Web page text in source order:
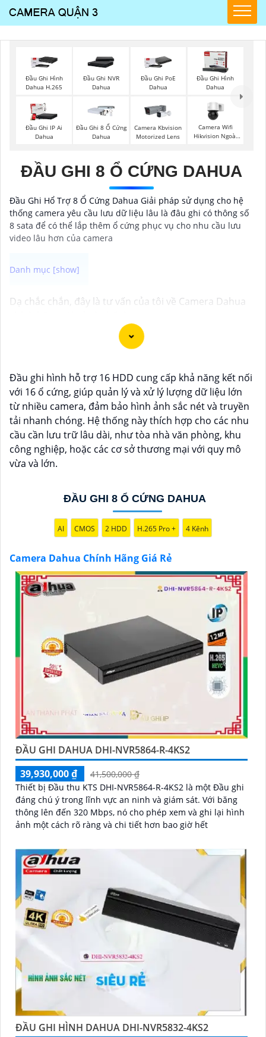
Đầu Ghi Hình
Dahua H.265
Đầu Ghi NVR
Dahua
Đầu Ghi PoE
Dahua
Đầu Ghi Hình
Dahua
Đầu Ghi IP Ai
Dahua
Đầu Ghi 8 Ổ Cứng
Dahua
Camera Kbvision
Motorized Lens
Camera Wifi
Hikvision Ngoài
ĐẦU GHI 8 Ổ CỨNG DAHUA
Đầu Ghi Hổ Trợ 8 Ổ Cứng Dahua Giải pháp sử dụng cho hệ
thống camera yêu cầu lưu dữ liệu lâu là đâu ghi có thông số
8 sata để có thể lắp thêm ổ cứng phục vụ cho nhu cầu lưu
video lâu hơn của camera
Dạ chắc chắn, đây là tư vấn của tôi về Camera Dahua
Camera Dahua là một thương hiệu nổi tiếng về sản
phẩm an ninh và giám sát.⚒2:
cửa hàng uy tín hoặc các đại lý chính thức của
Dahua.☄️3:Mức giá của Camera Dahua có thể thay
đổi tùy vào model và chức năng của camera. Bạn nên
tìm hiểu kỹ trước khi đầu tư.🎖️4:Chất lượng của
Camera Dahua được đánh giá cao với độ phân giải
cao, tính năng thông minh và độ tin cậy.💖5: Nếu bạn
muốn tìm camera Dahua giá rẻ, bạn có thể tham khảo
Hy vọng rằng những thông tin trên sẽ giúp bạn chọn
lựa được Camera Dahua chính hãng, giá rẻ và chất
lượng. Nếu bạn có thêm câu hỏi hoặc cần tư vấn
biết.
Đầu ghi hình hỗ trợ 16 HDD cung cấp khả năng kết nối
với 16 ổ cứng, giúp quản lý và xử lý lượng dữ liệu lớn
từ nhiều camera, đảm bảo hình ảnh sắc nét và truyền
tải nhanh chóng. Hệ thống này thích hợp cho các nhu
cầu cần lưu trữ lâu dài, như tòa nhà văn phòng, khu
công nghiệp, hoặc các cơ sở thương mại với quy mô
vừa và lớn.
ĐẦU GHI 8 Ổ CỨNG DAHUA
AI CMOS 2 HDD H.265 Pro + 4 Kênh
Camera Dahua Chính Hãng Giá Rẻ
ĐẦU GHI DAHUA DHI-NVR5864-R-4KS2
39,930,000 ₫
41,500,000 ₫
Thiết bị Đầu thu KTS DHI-NVR5864-R-4KS2 là một Đầu ghi
đáng chú ý trong lĩnh vực an ninh và giám sát. Với băng
thông lên đến 320 Mbps, nó cho phép xem và ghi lại hình
ảnh một cách rõ ràng và chi tiết hơn bao giờ hết
ĐẦU GHI HÌNH DAHUA DHI-NVR5832-4KS2